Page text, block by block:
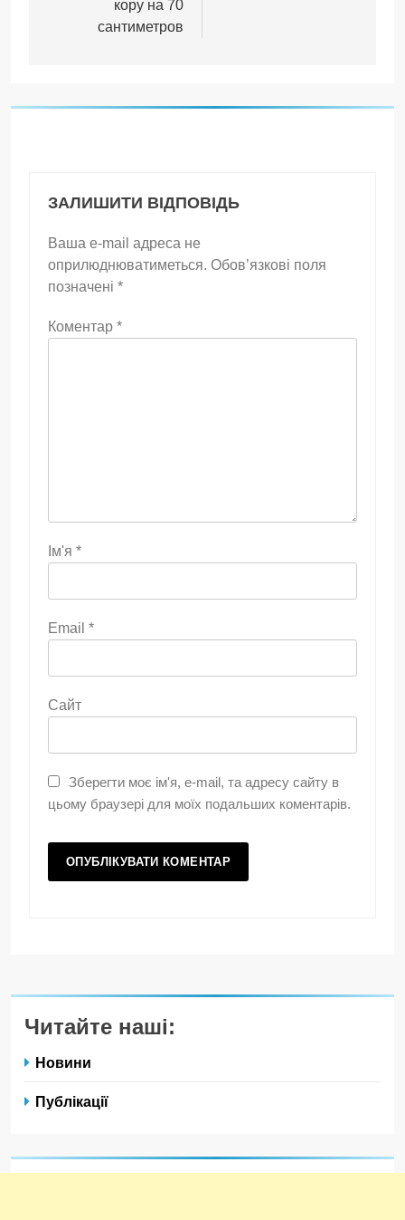
кору на 70
сантиметров
ЗАЛИШИТИ ВІДПОВІДЬ
Ваша e-mail адреса не
оприлюднюватиметься. Обов’язкові поля
позначені *
Коментар *
Ім'я *
Email *
Сайт
Зберегти моє ім'я, e-mail, та адресу сайту в
цьому браузері для моїх подальших коментарів.
Читайте наші:
Новини
Публікації